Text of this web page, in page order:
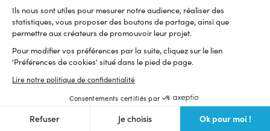
Ils nous sont utiles pour mesurer notre audience, réaliser des
statistiques, vous proposer des boutons de partage, ainsi que
permettre aux créateurs de promouvoir leur projet.
Pour modifier vos préférences par la suite, cliquez sur le lien
'Préférences de cookies' situé dans le pied de page.
Lire notre politique de confidentialité
Consentements certifiés par
Refuser Je choisis Ok pour moi !